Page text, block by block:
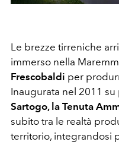
Le brezze tirreniche
immerso nella
Frescobaldi per
Inaugurata nel 2011
Sartogo, la Tenuta
subito tra le realtà
territorio, integrandosi